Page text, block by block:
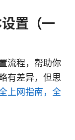
置（一
流程，帮助你
有差异，但思
上网指南，全